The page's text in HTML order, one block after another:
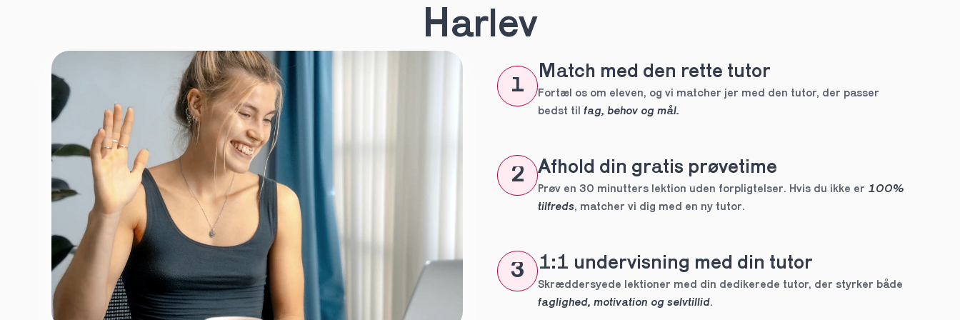
Næste
Opbevares sikkert - oplysninger deles aldrig
1 ud af 9 for at finde den rette tutor
Hvordan kontakter vi dig?
Telefon*
Email *
Tilmeld nyhedsbrev
Fortsæt
For at booke gratis prøvetime - ingen forpligtelser
Harlev
1
Match med den rette tutor
Fortæl os om eleven, og vi matcher jer med den tutor, der passer
bedst til fag, behov og mål.
2 Afhold din gratis prøvetime
Prøv en 30 minutters lektion uden forpligtelser. Hvis du ikke er 100%
tilfreds, matcher vi dig med en ny tutor.
3 1:1 undervisning med din tutor
faglighed, motivation og selvtillid.